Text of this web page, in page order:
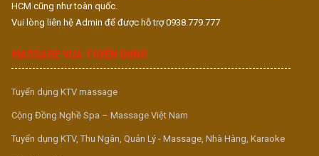
HCM cũng như toàn quốc.
Vui lòng liên hệ Admin để được hỗ trợ 0938.779.777
MASSAGE VUA TUYỂN DỤNG
Tuyển dụng KTV massage
Cộng Đồng Nghề Spa – Massage Việt Nam
Tuyển dụng KTV, Thu Ngân, Quản Lý - Massage, Nhà Hàng, Karaoke